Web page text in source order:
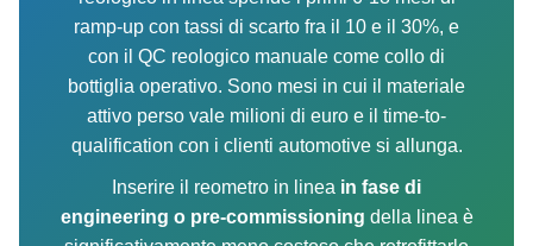
ramp-up con tassi di scarto fra il 10 e il 30%, e
con il QC reologico manuale come collo di
bottiglia operativo. Sono mesi in cui il materiale
attivo perso vale milioni di euro e il time-to-
qualification con i clienti automotive si allunga.
Inserire il reometro in linea in fase di
engineering o pre-commissioning della linea è